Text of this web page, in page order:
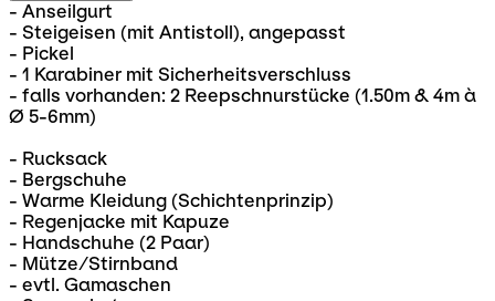
- Anseilgurt
- Steigeisen (mit Antistoll), angepasst
- Pickel
- 1 Karabiner mit Sicherheitsverschluss
- falls vorhanden: 2 Reepschnurstücke (1.50m & 4m à
Ø 5-6mm)
- Rucksack
- Bergschuhe
- Warme Kleidung (Schichtenprinzip)
- Regenjacke mit Kapuze
- Handschuhe (2 Paar)
- Mütze/Stirnband
- evtl. Gamaschen